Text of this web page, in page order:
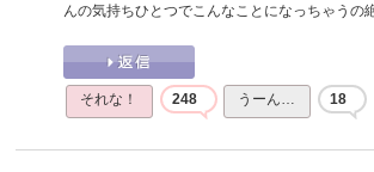
んの気持ちひとつでこんなことになっちゃうの
それな！ 248 うーん… 18